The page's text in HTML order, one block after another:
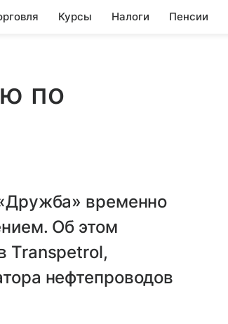
Курсы Налоги Пенсии
по
временно
Об этом
Transpetrol,
нефтепроводов